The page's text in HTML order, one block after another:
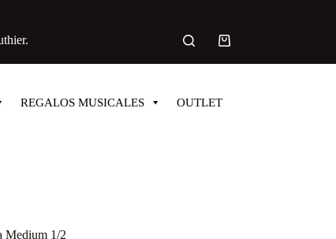
Carro
REGALOS MUSICALES OUTLET
Medium 1/2